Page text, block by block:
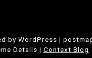
by WordPress |
Details | Context Blog